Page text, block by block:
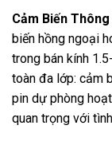
Cảm Biến
biến hồng ngoại
trong bán kính
toàn đa lớp: cảm
pin dự phòng
quan trọng với